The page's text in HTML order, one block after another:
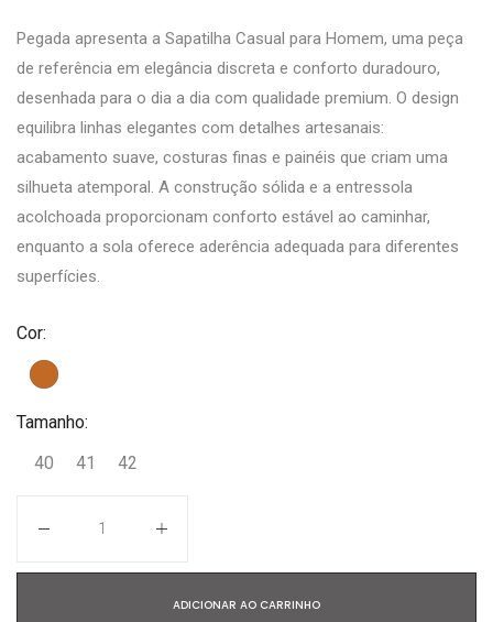
Pegada apresenta a Sapatilha Casual para Homem, uma peça
de referência em elegância discreta e conforto duradouro,
desenhada para o dia a dia com qualidade premium. O design
equilibra linhas elegantes com detalhes artesanais:
acabamento suave, costuras finas e painéis que criam uma
silhueta atemporal. A construção sólida e a entressola
acolchoada proporcionam conforto estável ao caminhar,
enquanto a sola oferece aderência adequada para diferentes
superfícies.
Cor:
Tamanho:
40
41 42
ADICIONAR AO CARRINHO